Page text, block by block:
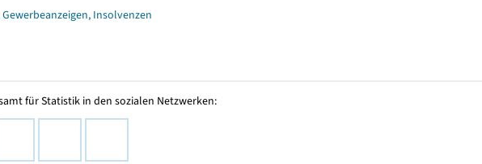
Insolvenzen
für Statistik in den sozialen Netzwerken: